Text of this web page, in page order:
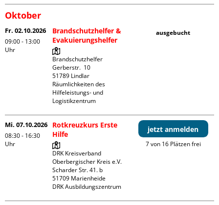
Oktober
Fr. 02.10.2026
09:00 - 13:00
Uhr
Brandschutzhelfer &
Evakuierungshelfer
Brandschutzhelfer
Gerberstr.  10
51789 Lindlar
Räumlichkeiten des
Hilfeleistungs- und
Logistikzentrum
ausgebucht
Mi. 07.10.2026
08:30 - 16:30
Uhr
Rotkreuzkurs Erste
Hilfe
DRK Kreisverband
Oberbergischer Kreis e.V.
Scharder Str. 41. b
51709 Marienheide
DRK Ausbildungszentrum
jetzt anmelden
7 von 16 Plätzen frei